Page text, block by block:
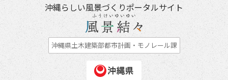
沖縄らしい風景づくりポータルサイト
沖縄県土木建築部都市計画・モノレール課